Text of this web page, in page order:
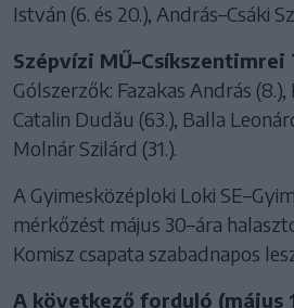
István (6. és 20.), András–Csáki
Szépvízi MŰ–Csíkszentimrei
Gólszerzők: Fazakas András (8.),
Catalin Dudău (63.), Balla
Molnár Szilárd (31.).
A Gyimesközéploki Loki
mérkőzést május 30–ára
Komisz csapata szabadnapos
A következő forduló (május